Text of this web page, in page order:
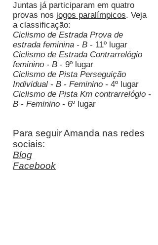
Juntas já participaram em quatro
provas nos jogos paralímpicos. Veja
a classificação:
Ciclismo de Estrada Prova de
estrada feminina - B - 11º lugar
Ciclismo de Estrada Contrarrelógio
feminino - B - 9º lugar
Ciclismo de Pista Perseguição
Individual - B - Feminino - 4º lugar
Ciclismo de Pista Km contrarrelógio -
B - Feminino - 6º lugar
Para seguir Amanda nas redes
sociais:
Blog
Facebook